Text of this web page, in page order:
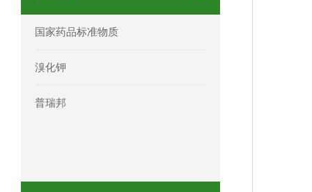
印度Force Scientific Rubitas色谱柱
国家药品标准物质
溴化钾
普瑞邦